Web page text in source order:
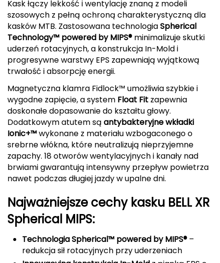
Deuter
Dolomite
E
ENERO
ENERO CAMP
ENERO PRO
Elmer by Swany
Extremities
F
FASHY
Fjord Nansen
Kask łączy lekkość i wentylację znaną z modeli
szosowych z pełną ochroną charakterystyczną dla
kasków MTB. Zastosowana technologiaSpherical
Technology™ powered by MIPS® minimalizuje skutki
uderzeń rotacyjnych, a konstrukcja In-Mold i
progresywne warstwy EPS zapewniają wyjątkową
trwałość i absorpcję energii.
Magnetyczna klamra Fidlock™ umożliwia szybkie i
wygodne zapięcie, a system Float Fit zapewnia
doskonałe dopasowanie do kształtu głowy.
Dodatkowym atutem są antybakteryjne wkładki
Ionic+™wykonane z materiału wzbogaconego o
srebrne włókna, które neutralizują nieprzyjemne
zapachy. 18 otworów wentylacyjnych i kanały nad
brwiami gwarantują intensywny przepływ powietrza
nawet podczas długiej jazdy w upalne dni.
Najważniejsze cechy kasku BELL XR
Spherical MIPS:
Technologia Spherical™ powered by MIPS® –
redukcja sił rotacyjnych przy uderzeniach